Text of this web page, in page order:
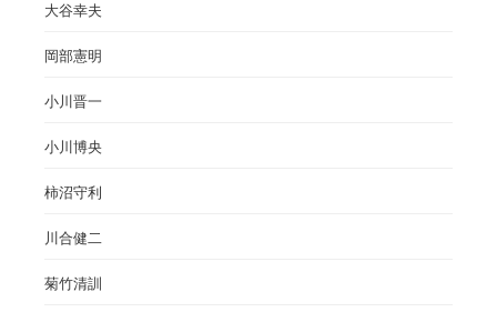
大谷幸夫
岡部憲明
小川晋一
小川博央
柿沼守利
川合健二
菊竹清訓